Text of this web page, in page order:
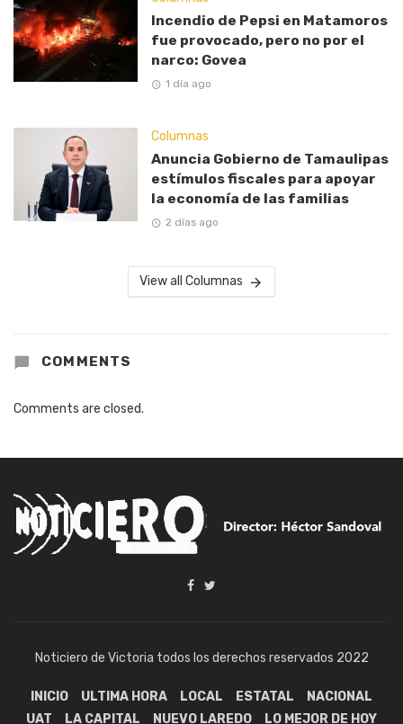
Incendio de Pepsi en Matamoros
fue provocado, pero no por el
narco: Govea
1 día ago
Columnas
Anuncia Gobierno de Tamaulipas
estímulos fiscales para apoyar
la economía de las familias
2 días ago
View all Columnas
COMMENTS
Comments are closed.
Noticiero de Victoria todos los derechos reservados 2022
INICIO ULTIMA HORA LOCAL ESTATAL
NACIONAL
UAT
LA CAPITAL NUEVO LAREDO LO MEJOR DE HOY